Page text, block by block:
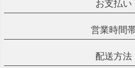
お支払い
営業時間
配送方法